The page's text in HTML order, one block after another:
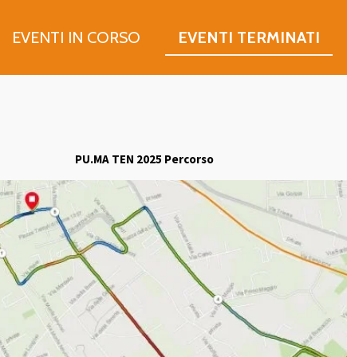
EVENTI IN CORSO EVENTI TERMINATI
PU.MA TEN 2025 Percorso